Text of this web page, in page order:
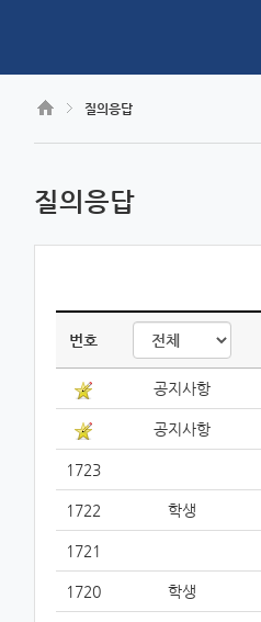
질의응답
질의응답
번호
공지사항
공지사항
1723
1722 학생
1721
1720 학생